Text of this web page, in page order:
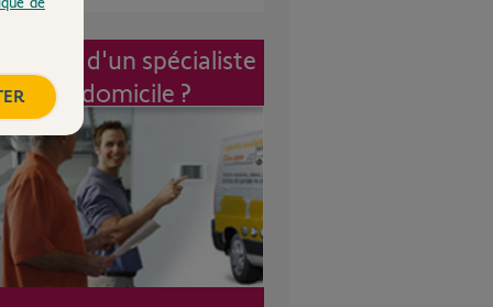
d'un spécialiste
à mon domicile ?